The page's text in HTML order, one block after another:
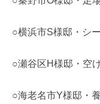
○横浜市S様邸・シ
○瀬谷区H様邸・空
○海老名市Y様邸・